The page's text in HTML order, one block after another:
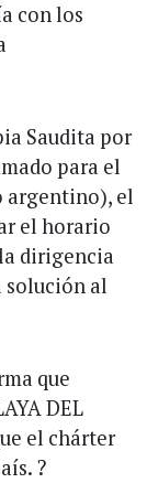
con los
Saudita por
para el
argentino), el
el horario
dirigencia
solución al
que
DEL
el chárter
?